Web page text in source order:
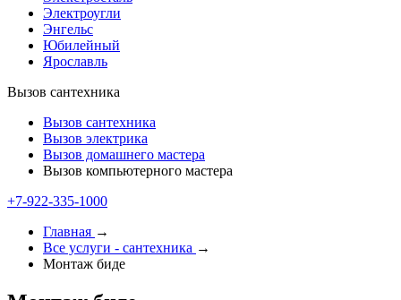
Электроугли
Энгельс
Юбилейный
Ярославль
Вызов сантехника
Вызов сантехника
Вызов электрика
Вызов домашнего мастера
Вызов компьютерного мастера
+7-922-335-1000
Главная →
Все услуги - cантехника →
Монтаж биде